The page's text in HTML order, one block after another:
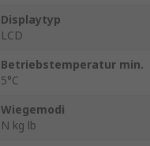
Displaytyp
LCD
Betriebstemperatur min.
5°C
Wiegemodi
N kg lb